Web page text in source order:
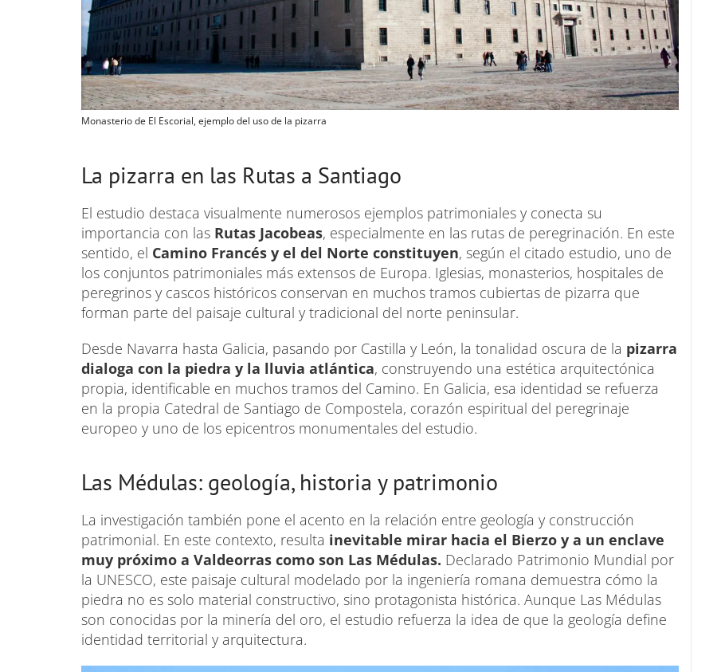
Monasterio de El Escorial, ejemplo del uso de la pizarra
La pizarra en las Rutas a Santiago
El estudio destaca visualmente numerosos ejemplos patrimoniales y conecta su
importancia con las Rutas Jacobeas, especialmente en las rutas de peregrinación. En este
sentido, el Camino Francés y el del Norte constituyen, según el citado estudio, uno de
los conjuntos patrimoniales más extensos de Europa. Iglesias, monasterios, hospitales de
peregrinos y cascos históricos conservan en muchos tramos cubiertas de pizarra que
forman parte del paisaje cultural y tradicional del norte peninsular.
Desde Navarra hasta Galicia, pasando por Castilla y León, la tonalidad oscura de la pizarra
dialoga con la piedra y la lluvia atlántica, construyendo una estética arquitectónica
propia, identificable en muchos tramos del Camino. En Galicia, esa identidad se refuerza
en la propia Catedral de Santiago de Compostela, corazón espiritual del peregrinaje
europeo y uno de los epicentros monumentales del estudio.
Las Médulas: geología, historia y patrimonio
La investigación también pone el acento en la relación entre geología y construcción
patrimonial. En este contexto, resulta inevitable mirar hacia el Bierzo y a un enclave
muy próximo a Valdeorras como son Las Médulas. Declarado Patrimonio Mundial por
la UNESCO, este paisaje cultural modelado por la ingeniería romana demuestra cómo la
piedra no es solo material constructivo, sino protagonista histórica. Aunque Las Médulas
son conocidas por la minería del oro, el estudio refuerza la idea de que la geología define
identidad territorial y arquitectura.